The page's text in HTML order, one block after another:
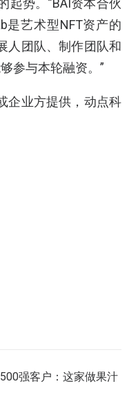
起势。”BAI资本合伙
是艺术型NFT资产的
人团队、制作团队和
参与本轮融资。”
企业方提供，动点科
强客户：这家做果汁